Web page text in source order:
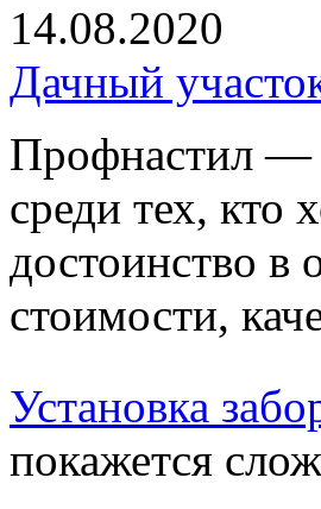
14.08.2020
Дачный
Профнастил —
среди тех, кто
достоинство в
стоимости,
Установка
покажется